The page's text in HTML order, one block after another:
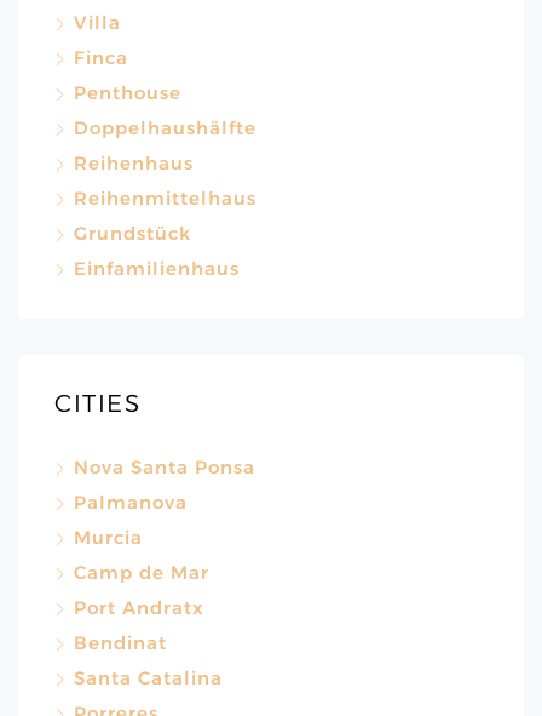
Villa
Finca
Penthouse
Doppelhaushälfte
Reihenhaus
Reihenmittelhaus
Grundstück
Einfamilienhaus
CITIES
Nova Santa Ponsa
Palmanova
Murcia
Camp de Mar
Port Andratx
Bendinat
Santa Catalina